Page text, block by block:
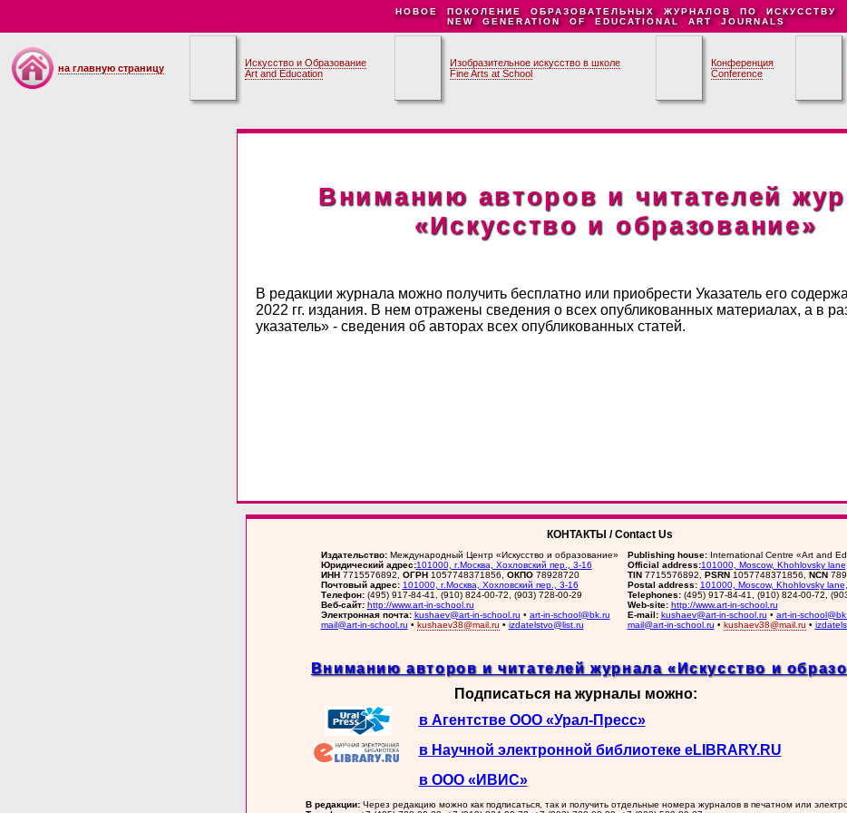
НОВОЕ ПОКОЛЕНИЕ ОБРАЗОВАТЕЛЬНЫХ ЖУРНАЛОВ ПО ИСКУССТВУ
NEW GENERATION OF EDUCATIONAL ART JOURNALS
на главную страницу
Искусство и Образование
Art and Education
Изобразительное искусство в школе
Fine Arts at School
Конференция
Conference
Вниманию авторов и читателей
«Искусство и образование»
В редакции журнала можно получить бесплатно или приобрести Указатель его
2022 гг. издания. В нем отражены сведения о всех опубликованных материалах, а в
указатель» - сведения об авторах всех опубликованных статей.
КОНТАКТЫ / Contact Us
Издательство:Международный Центр «Искусство и образование»
Юридический адрес:101000, г.Москва, Хохловский пер., 3-16
ИНН 7715576892, ОГРН 1057748371856, ОКПО78928720
Почтовый адрес: 101000, г.Москва, Хохловский пер., 3-16
Телефон: (495) 917-84-41, (910) 824-00-72, (903) 728-00-29
Веб-сайт: http://www.art-in-school.ru
Электронная почта: kushaev@art-in-school.ru • art-in-school@bk.ru
mail@art-in-school.ru • kushaev38@mail.ru • izdatelstvo@list.ru
Publishing house: International Centre «Art and
Official address:101000, Moscow, Khohlovsky
TIN 7715576892, PSRN 1057748371856, NCN
Postal address: 101000, Moscow, Khohlovsky
Telephones: (495) 917-84-41, (910) 824-00-72,
Web-site: http://www.art-in-school.ru
E-mail: kushaev@art-in-school.ru • art-in-
mail@art-in-school.ru • kushaev38@mail.ru •
Вниманию авторов и читателей журнала «Искусство и
Подписаться на журналы можно:
в Агентстве ООО «Урал-Пресс»
в Научной электронной библиотеке eLIBRARY.RU
в ООО «ИВИС»
В редакции:Через редакцию можно как подписаться, так и получить отдельные номера журналов в печатном или